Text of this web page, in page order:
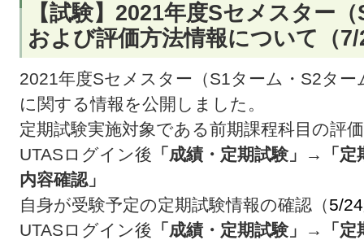
【試験】2021年度Sセメスター
および評価方法情報について（
2021年度Sセメスター（S1ターム・S2ター
に関する情報を公開しました。
定期試験実施対象である前期課程科目の評
UTASログイン後 「成績・定期試験」→「
内容確認」
自身が受験予定の定期試験情報の確認（5/
UTASログイン後 「成績・定期試験」→「